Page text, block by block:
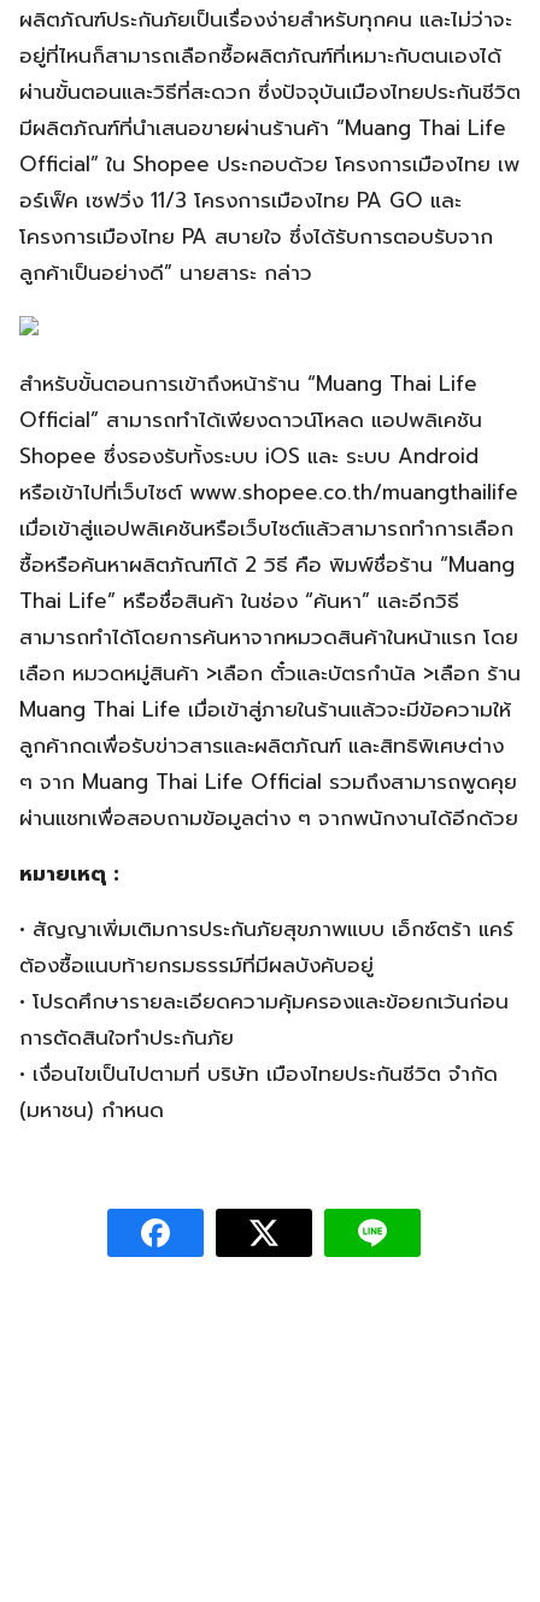
ผลิตภัณฑ์ประกันภัยเป็นเรื่องง่ายสำหรับทุกคน และไม่ว่าจะ
อยู่ที่ไหนก็สามารถเลือกซื้อผลิตภัณฑ์ที่เหมาะกับตนเองได้
ผ่านขั้นตอนและวิธีที่สะดวก ซึ่งปัจจุบันเมืองไทยประกันชีวิต
มีผลิตภัณฑ์ที่นำเสนอขายผ่านร้านค้า “Muang Thai Life
Official” ใน Shopee ประกอบด้วย โครงการเมืองไทย เพ
อร์เฟ็ค เซฟวิ่ง 11/3 โครงการเมืองไทย PA GO และ
โครงการเมืองไทย PA สบายใจ ซึ่งได้รับการตอบรับจาก
ลูกค้าเป็นอย่างดี” นายสาระ กล่าว
สำหรับขั้นตอนการเข้าถึงหน้าร้าน “Muang Thai Life
Official” สามารถทำได้เพียงดาวน์โหลด แอปพลิเคชัน
Shopee ซึ่งรองรับทั้งระบบ iOS และ ระบบ Android
หรือเข้าไปที่เว็บไซต์ www.shopee.co.th/muangthailife
เมื่อเข้าสู่แอปพลิเคชันหรือเว็บไซต์แล้วสามารถทำการเลือก
ซื้อหรือค้นหาผลิตภัณฑ์ได้ 2 วิธี คือ พิมพ์ชื่อร้าน “Muang
Thai Life” หรือชื่อสินค้า ในช่อง “ค้นหา” และอีกวิธี
สามารถทำได้โดยการค้นหาจากหมวดสินค้าในหน้าแรก โดย
เลือก หมวดหมู่สินค้า >เลือก ตั๋วและบัตรกำนัล >เลือก ร้าน
Muang Thai Life เมื่อเข้าสู่ภายในร้านแล้วจะมีข้อความให้
ลูกค้ากดเพื่อรับข่าวสารและผลิตภัณฑ์ และสิทธิพิเศษต่าง
ๆ จาก Muang Thai Life Official รวมถึงสามารถพูดคุย
ผ่านแชทเพื่อสอบถามข้อมูลต่าง ๆ จากพนักงานได้อีกด้วย
หมายเหตุ :
• สัญญาเพิ่มเติมการประกันภัยสุขภาพแบบ เอ็กซ์ตร้า แคร์
ต้องซื้อแนบท้ายกรมธรรม์ที่มีผลบังคับอยู่
• โปรดศึกษารายละเอียดความคุ้มครองและข้อยกเว้นก่อน
การตัดสินใจทำประกันภัย
• เงื่อนไขเป็นไปตามที่ บริษัท เมืองไทยประกันชีวิต จำกัด
(มหาชน) กำหนด